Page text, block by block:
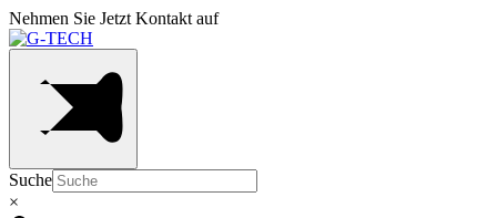
Nehmen Sie Jetzt Kontakt auf
Suche
×